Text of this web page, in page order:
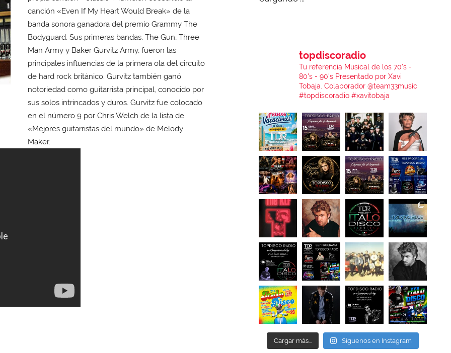
canción «Even If My Heart Would Break» de la
banda sonora ganadora del premio Grammy The
Bodyguard. Sus primeras bandas, The Gun, Three
Man Army y Baker Gurvitz Army, fueron las
principales influencias de la primera ola del circuito
de hard rock británico. Gurvitz también ganó
notoriedad como guitarrista principal, conocido por
sus solos intrincados y duros. Gurvitz fue colocado
en el número 9 por Chris Welch de la lista de
«Mejores guitarristas del mundo» de Melody
Maker.
topdiscoradio
Tu referencia Musical de los 70's -
80's - 90's Presentado por Xavi
Tobaja.Colaborador @team33music
#topdiscoradio #xavitobaja
Cargar más... Síguenos en Instagram